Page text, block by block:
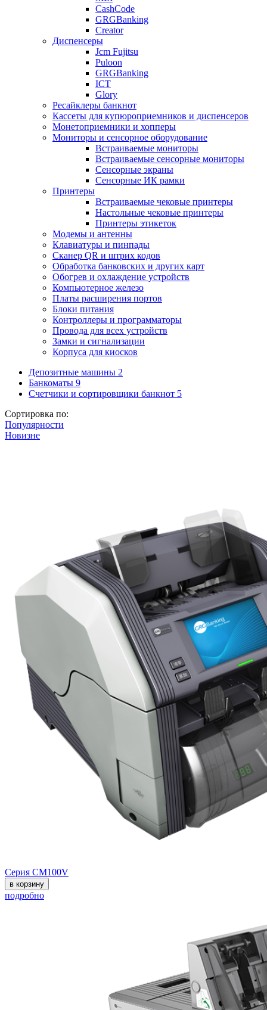
CashCode
GRGBanking
Creator
Диспенсеры
Jcm Fujitsu
Puloon
GRGBanking
ICT
Glory
Ресайклеры банкнот
Кассеты для купюроприемников и диспенсеров
Монетоприемники и хопперы
Мониторы и сенсорное оборудование
Встраиваемые мониторы
Встраиваемые сенсорные мониторы
Сенсорные экраны
Сенсорные ИК рамки
Принтеры
Встраиваемые чековые принтеры
Настольные чековые принтеры
Принтеры этикеток
Модемы и антенны
Клавиатуры и пинпады
Сканер QR и штрих кодов
Обработка банковских и других карт
Обогрев и охлаждение устройств
Компьютерное железо
Платы расширения портов
Блоки питания
Контроллеры и программаторы
Провода для всех устройств
Замки и сигнализации
Корпуса для киосков
Депозитные машины 2
Банкоматы 9
Счетчики и сортировщики банкнот 5
Сортировка по:
Популярности
Новизне
Серия CM100V
в корзину
подробно